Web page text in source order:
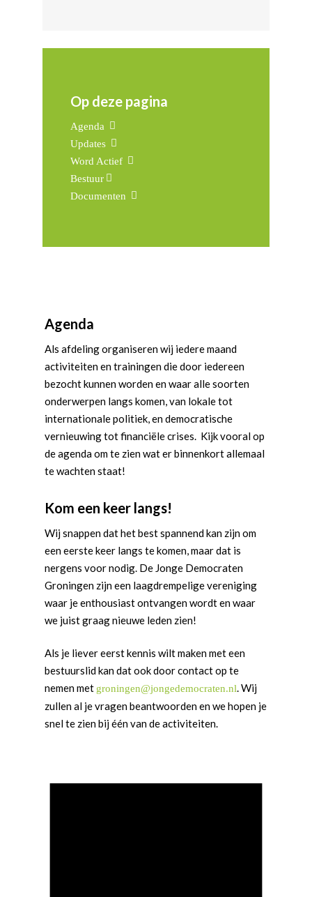
Op deze pagina
Agenda
Updates
Word Actief
Bestuur
Documenten
Agenda
Als afdeling organiseren wij iedere maand
activiteiten en trainingen die door iedereen
bezocht kunnen worden en waar alle soorten
onderwerpen langs komen, van lokale tot
internationale politiek, en democratische
vernieuwing tot financiële crises. Kijk vooral op
de agenda om te zien wat er binnenkort allemaal
te wachten staat!
Kom een keer langs!
Wij snappen dat het best spannend kan zijn om
een eerste keer langs te komen, maar dat is
nergens voor nodig. De Jonge Democraten
Groningen zijn een laagdrempelige vereniging
waar je enthousiast ontvangen wordt en waar
we juist graag nieuwe leden zien!
Als je liever eerst kennis wilt maken met een
bestuurslid kan dat ook door contact op te
nemen met groningen@jongedemocraten.nl. Wij
zullen al je vragen beantwoorden en we hopen je
snel te zien bij één van de activiteiten.